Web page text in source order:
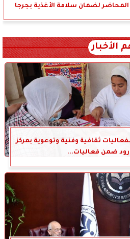
المحاضر لضمان سلامة الأغذية بجرجا
الأخبار
ثقافية وفنية وتوعوية بمركز
ضمن فعاليات...